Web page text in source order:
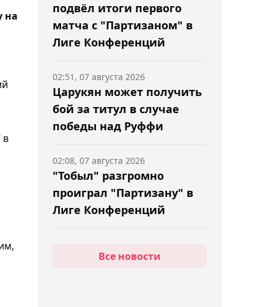
на
в
подвёл итоги первого
матча с "Партизаном" в
Лиге Конференций
Царукян может получить
бой за титул в случае
победы над Руффи
02:51, 07 августа 2026
"Тобыл" разгромно
проиграл "Партизану" в
Лиге Конференций
02:08, 07 августа 2026
Ига Швёнтек вышла в
Все новости